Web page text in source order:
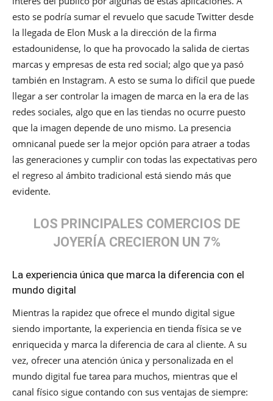
esto se podría sumar el revuelo que sacude Twitter desde
la llegada de Elon Musk a la dirección de la firma
estadounidense, lo que ha provocado la salida de ciertas
marcas y empresas de esta red social; algo que ya pasó
también en Instagram. A esto se suma lo difícil que puede
llegar a ser controlar la imagen de marca en la era de las
redes sociales, algo que en las tiendas no ocurre puesto
que la imagen depende de uno mismo. La presencia
omnicanal puede ser la mejor opción para atraer a todas
las generaciones y cumplir con todas las expectativas pero
el regreso al ámbito tradicional está siendo más que
evidente.
LOS PRINCIPALES COMERCIOS DE
JOYERÍA CRECIERON UN 7%
La experiencia única que marca la diferencia con el
mundo digital
Mientras la rapidez que ofrece el mundo digital sigue
siendo importante, la experiencia en tienda física se ve
enriquecida y marca la diferencia de cara al cliente. A su
vez, ofrecer una atención única y personalizada en el
mundo digital fue tarea para muchos, mientras que el
canal físico sigue contando con sus ventajas de siempre: